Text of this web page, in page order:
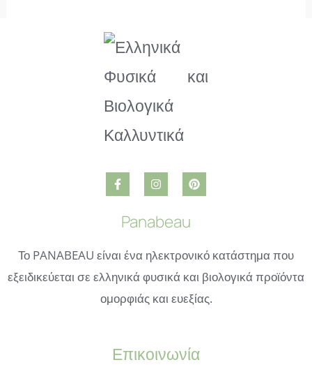
Panabeau
Το PANABEAU είναι ένα ηλεκτρονικό κατάστημα που
εξειδικεύεται σε ελληνικά φυσικά και βιολογικά προϊόντα
ομορφιάς και ευεξίας.
Επικοινωνία